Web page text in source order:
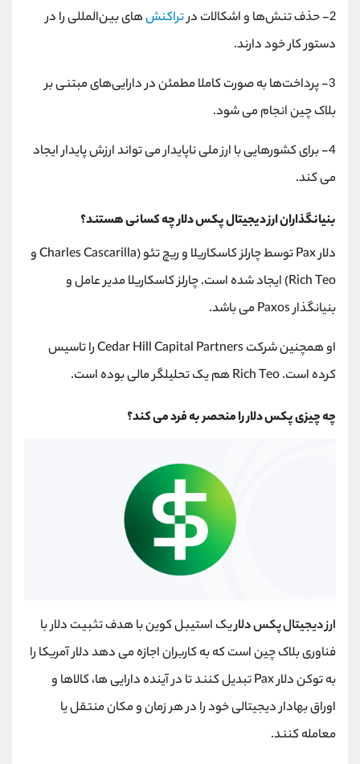
2- حذف تنش‌ها و اشکالات در
تراکنش‌های بین‌المللی را در
دستور کار خود دارند.
3- پرداخت‌ها به صورت کاملا مطمئن در دارایی‌های مبتنی بر
بلاک چین انجام می شود.
4- برای کشورهایی با ارز ملی ناپایدار می تواند ارزش پایدار ایجاد
می کند.
بنیانگذاران ارز دیجیتال پکس دلار چه کسانی هستند؟
دلار Pax توسط چارلز کاسکاریلا و ریچ تئو (Charles Cascarilla و
Rich Teo) ایجاد شده است. چارلز کاسکاریلا مدیر عامل و
بنیانگذار Paxos می باشد.
او همچنین شرکت Cedar Hill Capital Partners را تاسیس
کرده است. Rich Teo هم یک تحلیلگر مالی بوده است.
چه چیزی پکس دلار را منحصر به فرد می کند؟
ارز دیجیتال پکس دلاریک استیبل کوین با هدف تثبیت دلار با
فناوری بلاک چین است که به کاربران اجازه می دهد دلار آمریکا را
به توکن دلار Pax تبدیل کنند تا در آینده دارایی ها، کالاها و
اوراق بهادار دیجیتالی خود را در هر زمان و مکان منتقل یا
معامله کنند.